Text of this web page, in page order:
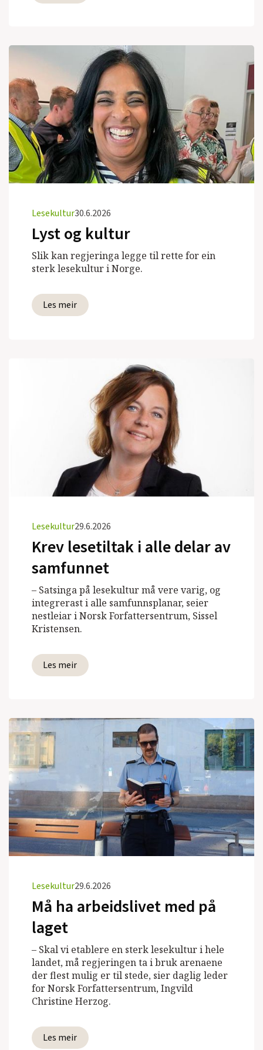
Lesekultur30.6.2026
Lyst og kultur
Slik kan regjeringa legge til rette for ein
sterk lesekultur i Norge.
Les meir
Lesekultur29.6.2026
Krev lesetiltak i alle delar av
samfunnet
– Satsinga på lesekultur må vere varig, og
integrerast i alle samfunnsplanar, seier
nestleiar i Norsk Forfattersentrum, Sissel
Kristensen.
Les meir
Lesekultur29.6.2026
Må ha arbeidslivet med på
laget
– Skal vi etablere en sterk lesekultur i hele
landet, må regjeringen ta i bruk arenaene
der flest mulig er til stede, sier daglig leder
for Norsk Forfattersentrum, Ingvild
Christine Herzog.
Les meir